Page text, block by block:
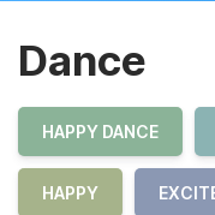
Dance
HAPPY DANCE
HAPPY